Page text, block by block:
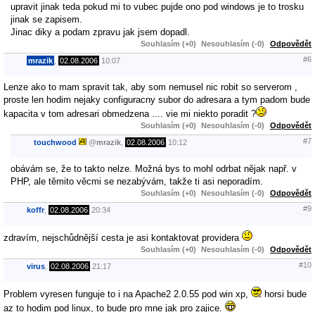
upravit jinak teda pokud mi to vubec pujde ono pod windows je to trosku
jinak se zapisem.
Jinac diky a podam zpravu jak jsem dopadl.
Souhlasím (+0) Nesouhlasím (-0) Odpovědět
mrazik 02.08.2006 10:07 #6
Lenze ako to mam spravit tak, aby som nemusel nic robit so serverom ,
proste len hodim nejaky configuracny subor do adresara a tym padom bude
kapacita v tom adresari obmedzena .... vie mi niekto poradit ?
Souhlasím (+0) Nesouhlasím (-0) Odpovědět
touchwood @mrazik 02.08.2006 10:12 #7
obávám se, že to takto nelze. Možná bys to mohl odrbat nějak např. v
PHP, ale těmito věcmi se nezabývám, takže ti asi neporadím.
Souhlasím (+0) Nesouhlasím (-0) Odpovědět
koffr, 02.08.2006 20:34 #9
zdravím, nejschůdnější cesta je asi kontaktovat providera
Souhlasím (+0) Nesouhlasím (-0) Odpovědět
virus 02.08.2006 21:17 #10
Problem vyresen funguje to i na Apache2 2.0.55 pod win xp,
horsi bude
az to hodim pod linux, to bude pro mne jak pro zajice.